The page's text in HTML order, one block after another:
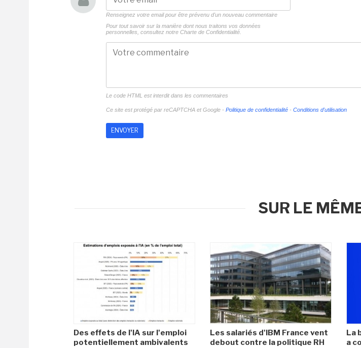
Renseignez votre email pour être prévenu d'un nouveau commentaire
Pour tout savoir sur la manière dont nous traitons vos données
personnelles, consultez notre Charte de Confidentialité.
Le code HTML est interdit dans les commentaires
Ce site est protégé par reCAPTCHA et Google - Politique de confidentialité - Conditions d'utilisation
SUR LE
Des effets de l'IA sur l'emploi
potentiellement ambivalents
Les salariés d'IBM France vent
debout contre la politique RH
La
a